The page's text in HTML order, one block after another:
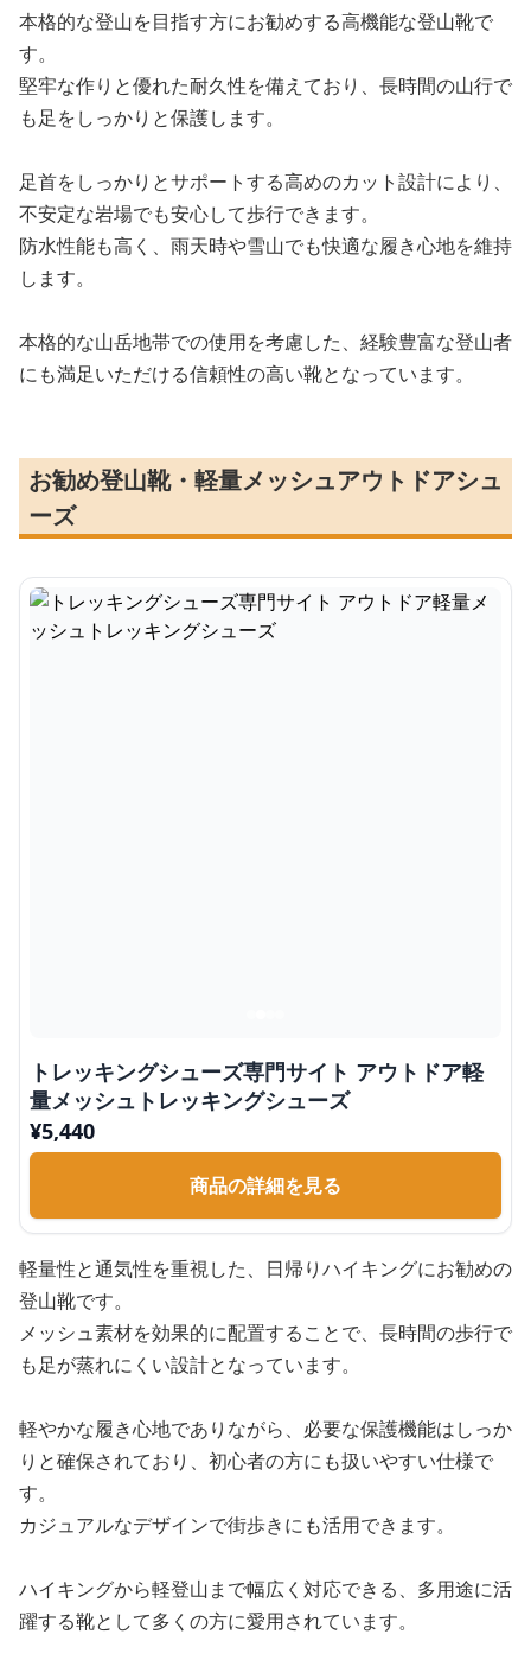
本格的な登山を目指す方にお勧めする高機能な登山靴で
す。
堅牢な作りと優れた耐久性を備えており、長時間の山行で
も足をしっかりと保護します。
足首をしっかりとサポートする高めのカット設計により、
不安定な岩場でも安心して歩行できます。
防水性能も高く、雨天時や雪山でも快適な履き心地を維持
します。
本格的な山岳地帯での使用を考慮した、経験豊富な登山者
にも満足いただける信頼性の高い靴となっています。
お勧め登山靴・軽量メッシュアウトドアシュ
ーズ
トレッキングシューズ専門サイト アウトドア軽
量メッシュトレッキングシューズ
¥5,440
商品の詳細を見る
軽量性と通気性を重視した、日帰りハイキングにお勧めの
登山靴です。
メッシュ素材を効果的に配置することで、長時間の歩行で
も足が蒸れにくい設計となっています。
軽やかな履き心地でありながら、必要な保護機能はしっか
りと確保されており、初心者の方にも扱いやすい仕様で
す。
カジュアルなデザインで街歩きにも活用できます。
ハイキングから軽登山まで幅広く対応できる、多用途に活
躍する靴として多くの方に愛用されています。